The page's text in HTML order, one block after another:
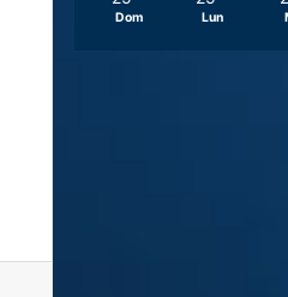
Dom Lun